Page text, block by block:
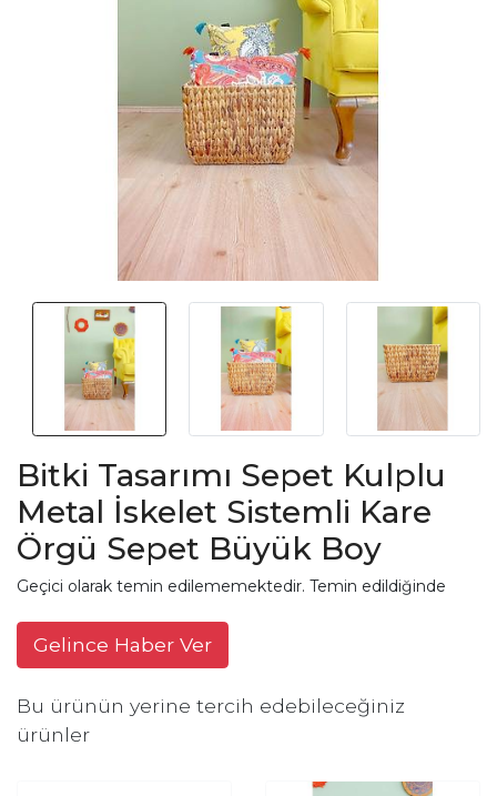
Bitki Tasarımı Sepet Kulplu
Metal İskelet Sistemli Kare
Örgü Sepet Büyük Boy
Geçici olarak temin edilememektedir. Temin edildiğinde
Gelince Haber Ver
Bu ürünün yerine tercih edebileceğiniz
ürünler